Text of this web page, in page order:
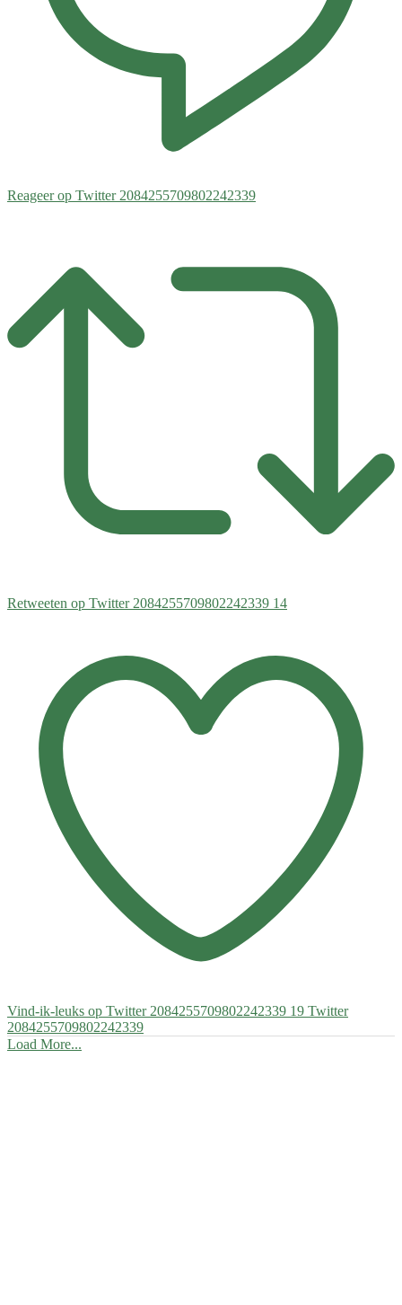
Reageer op Twitter 2084255709802242339
Retweeten op Twitter 2084255709802242339 14
Vind-ik-leuks op Twitter 2084255709802242339 19 Twitter
2084255709802242339
Load More...